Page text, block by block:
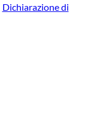
Dichiarazione di